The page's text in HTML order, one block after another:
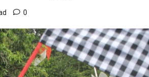
0